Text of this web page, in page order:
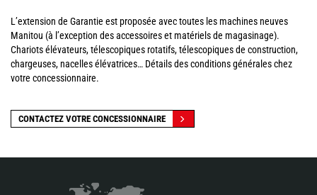
L’extension de Garantie est proposée avec toutes les machines neuves
Manitou (à l’exception des accessoires et matériels de magasinage).
Chariots élévateurs, télescopiques rotatifs, télescopiques de construction,
chargeuses, nacelles élévatrices… Détails des conditions générales chez
votre concessionnaire.
CONTACTEZ VOTRE CONCESSIONNAIRE